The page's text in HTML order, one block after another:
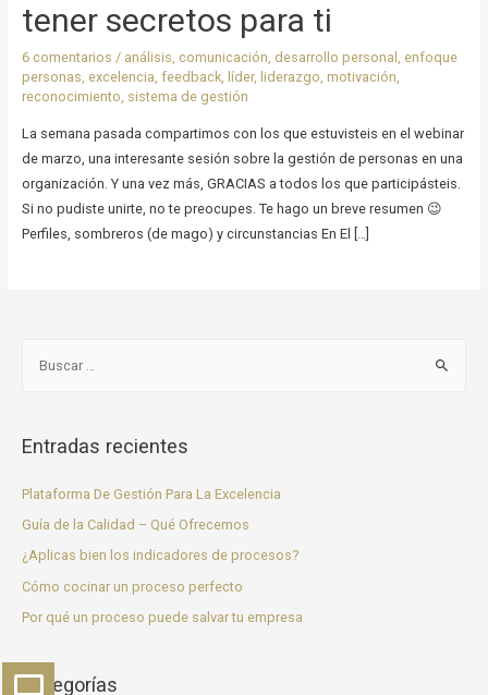
tener secretos para ti
6 comentarios / análisis, comunicación, desarrollo personal , enfoque
personas, excelencia, feedback, líder, liderazgo, motivación,
reconocimiento, sistema de gestión
La semana pasada compartimos con los que estuvisteis en el webinar
de marzo, una interesante sesión sobre la gestión de personas en una
organización. Y una vez más, GRACIAS a todos los que participásteis.
Si no pudiste unirte, no te preocupes. Te hago un breve resumen 😉
Perfiles, sombreros (de mago) y circunstancias En El […]
Entradas recientes
Plataforma De Gestión Para La Excelencia
Guía de la Calidad – Qué Ofrecemos
¿Aplicas bien los indicadores de procesos?
Cómo cocinar un proceso perfecto
Por qué un proceso puede salvar tu empresa
Categorías